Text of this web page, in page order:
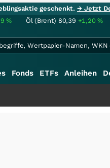
geschenkt.→ Jetzt
% Öl (Brent) 80,39 +1,20%
Fonds ETFs Anleihen